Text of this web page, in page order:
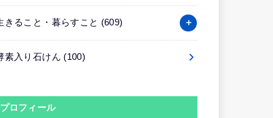
きること・暮らすこと (609)
素入り石けん (100)
プロフィール